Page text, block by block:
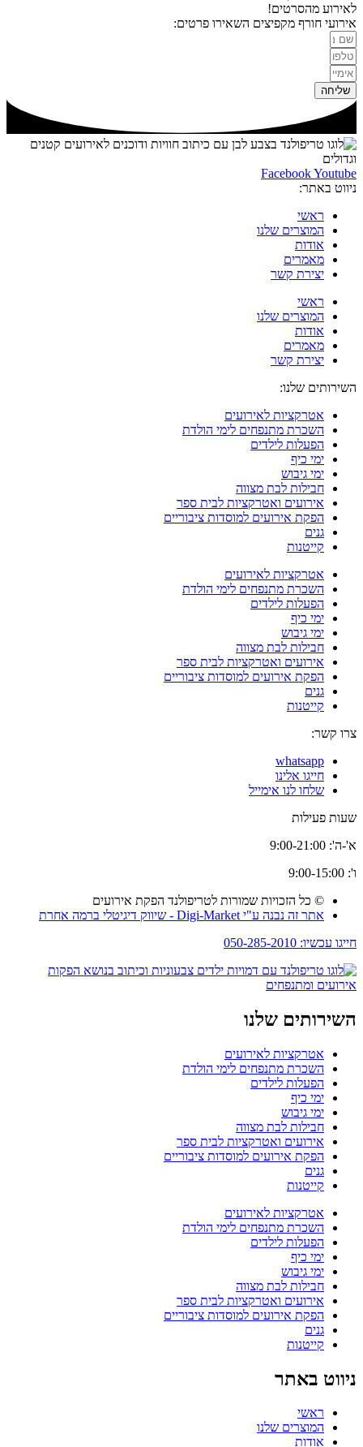
לאירוע מהסרטים!
אירועי חורף מקפיצים השאירו פרטים:
שליחה
FacebookYoutube
ניווט באתר:
ראשי
המוצרים שלנו
אודות
מאמרים
יצירת קשר
ראשי
המוצרים שלנו
אודות
מאמרים
יצירת קשר
השירותים שלנו:
אטרקציות לאירועים
השכרת מתנפחים לימי הולדת
הפעלות לילדים
ימי כיף
ימי גיבוש
חבילות לבת מצווה
אירועים ואטרקציות לבית ספר
הפקת אירועים למוסדות ציבוריים
גנים
קייטנות
אטרקציות לאירועים
השכרת מתנפחים לימי הולדת
הפעלות לילדים
ימי כיף
ימי גיבוש
חבילות לבת מצווה
אירועים ואטרקציות לבית ספר
הפקת אירועים למוסדות ציבוריים
גנים
קייטנות
צרו קשר:
whatsapp
חייגו אלינו
שלחו לנו אימייל
שעות פעילות
א'-ה': 9:00-21:00
ו': 9:00-15:00
© כל הזכויות שמורות לטריפולנד הפקת אירועים
אתר זה נבנה ע"י Digi-Market - שיווק דיגיטלי ברמה אחרת
חייגו עכשיו: 050-285-2010
השירותים שלנו
אטרקציות לאירועים
השכרת מתנפחים לימי הולדת
הפעלות לילדים
ימי כיף
ימי גיבוש
חבילות לבת מצווה
אירועים ואטרקציות לבית ספר
הפקת אירועים למוסדות ציבוריים
גנים
קייטנות
אטרקציות לאירועים
השכרת מתנפחים לימי הולדת
הפעלות לילדים
ימי כיף
ימי גיבוש
חבילות לבת מצווה
אירועים ואטרקציות לבית ספר
הפקת אירועים למוסדות ציבוריים
גנים
קייטנות
ניווט באתר
ראשי
המוצרים שלנו
אודות